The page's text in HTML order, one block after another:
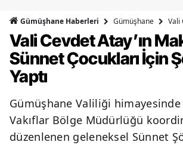
Bingöl
Bitlis
Burdur
Bursa
Gümüşhane Haberleri Gümüşhane Vali
Vali Cevdet Atay’ın
Sünnet Çocukları İçin
Yaptı
Gümüşhane Valiliği himayesinde
Vakıflar Bölge Müdürlüğü
düzenlenen geleneksel Sünnet